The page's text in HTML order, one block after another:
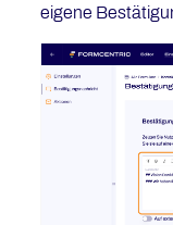
eigene